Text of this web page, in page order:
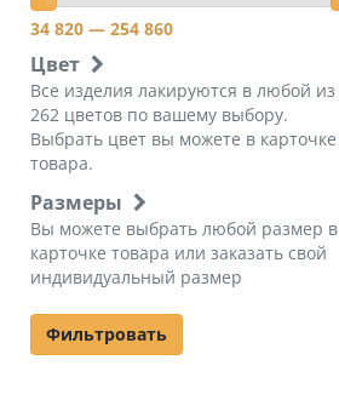
34 820 — 254 860
Цвет
Все изделия лакируются в любой из
262 цветов по вашему выбору.
Выбрать цвет вы можете в карточке
товара.
Размеры
Вы можете выбрать любой размер в
карточке товара или заказать свой
индивидуальный размер
Фильтровать